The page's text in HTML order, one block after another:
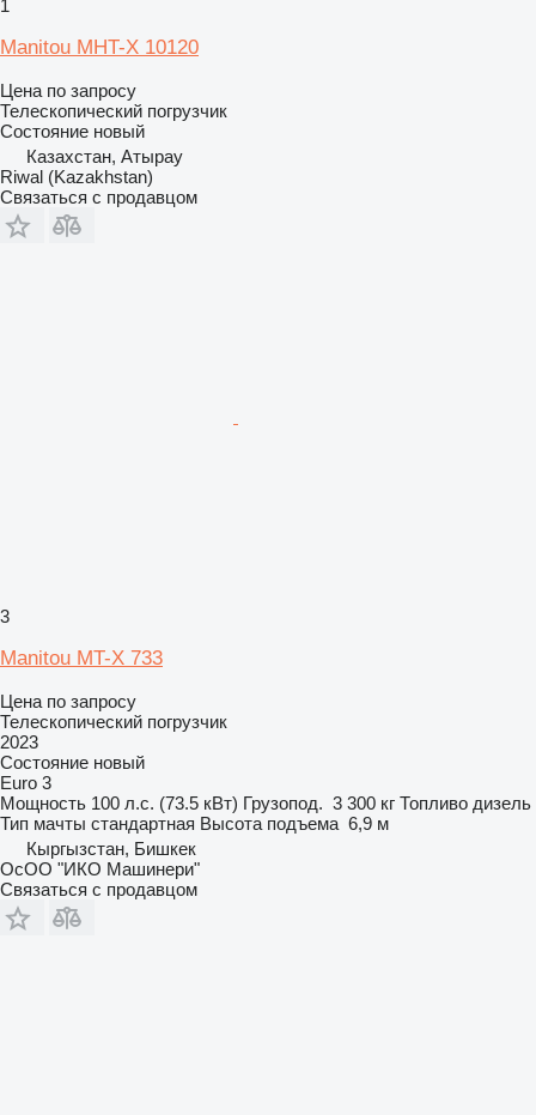
1
Manitou MHT-X 10120
Цена по запросу
Телескопический погрузчик
Состояние новый
Казахстан, Атырау
Riwal (Kazakhstan)
Связаться с продавцом
3
Manitou MT-X 733
Цена по запросу
Телескопический погрузчик
2023
Состояние новый
Euro 3
Мощность 100 л.с. (73.5 кВт) Грузопод. 3 300 кг Топливо дизель
Тип мачты стандартная Высота подъема 6,9 м
Кыргызстан, Бишкек
ОсОО "ИКО Машинери"
Связаться с продавцом